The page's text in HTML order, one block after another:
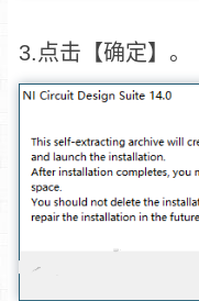
3.点击【确定】。